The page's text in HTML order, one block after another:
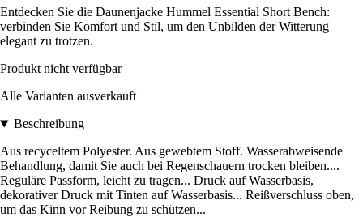
Entdecken Sie die Daunenjacke Hummel Essential Short Bench:
verbinden Sie Komfort und Stil, um den Unbilden der Witterung
elegant zu trotzen.
Produkt nicht verfügbar
Alle Varianten ausverkauft
Beschreibung
Aus recyceltem Polyester. Aus gewebtem Stoff. Wasserabweisende
Behandlung, damit Sie auch bei Regenschauern trocken bleiben....
Reguläre Passform, leicht zu tragen... Druck auf Wasserbasis,
dekorativer Druck mit Tinten auf Wasserbasis... Reißverschluss oben,
um das Kinn vor Reibung zu schützen...